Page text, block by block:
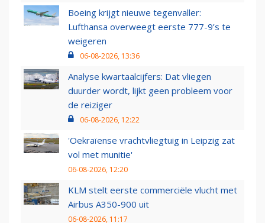
Boeing krijgt nieuwe tegenvaller:
Lufthansa overweegt eerste 777-9’s te
weigeren
06-08-2026, 13:36
Analyse kwartaalcijfers: Dat vliegen
duurder wordt, lijkt geen probleem voor
de reiziger
06-08-2026, 12:22
'Oekraïense vrachtvliegtuig in Leipzig zat
vol met munitie'
06-08-2026, 12:20
KLM stelt eerste commerciële vlucht met
Airbus A350-900 uit
06-08-2026, 11:17